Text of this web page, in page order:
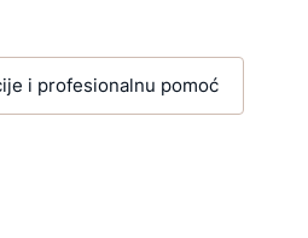
i profesionalnu pomoć